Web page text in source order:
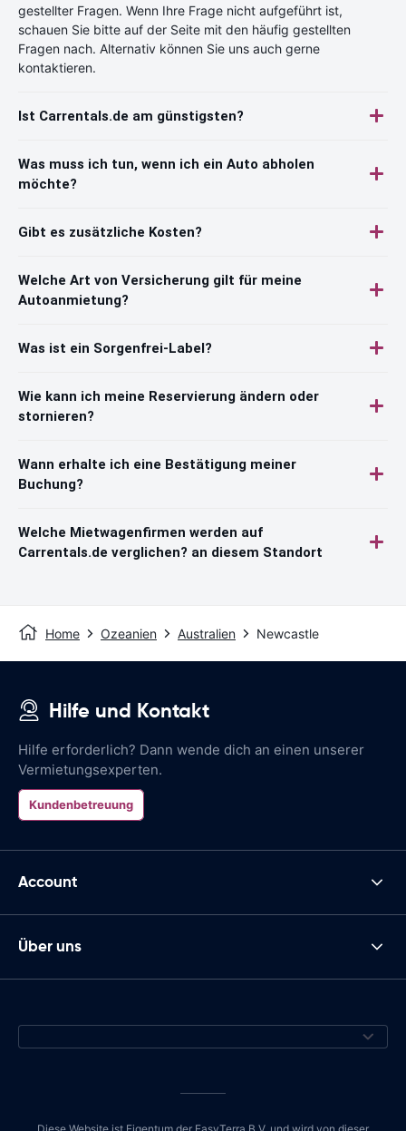
gestellter Fragen. Wenn Ihre Frage nicht aufgeführt ist,
schauen Sie bitte auf der Seite mit den häufig gestellten
Fragen nach. Alternativ können Sie uns auch gerne
kontaktieren.
Ist Carrentals.de am günstigsten?
Was muss ich tun, wenn ich ein Auto abholen
möchte?
Gibt es zusätzliche Kosten?
Welche Art von Versicherung gilt für meine
Autoanmietung?
Was ist ein Sorgenfrei-Label?
Wie kann ich meine Reservierung ändern oder
stornieren?
Wann erhalte ich eine Bestätigung meiner
Buchung?
Welche Mietwagenfirmen werden auf
Carrentals.de verglichen? an diesem Standort
Home Ozeanien Australien Newcastle
Hilfe und Kontakt
Hilfe erforderlich? Dann wende dich an einen unserer
Vermietungsexperten.
Kundenbetreuung
Account
Über uns